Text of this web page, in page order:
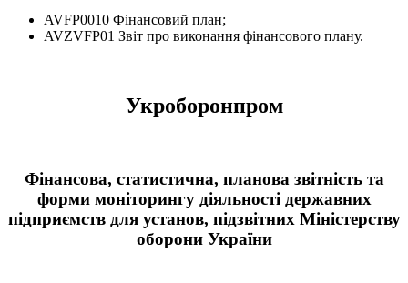
AVFP0010 Фінансовий план;
AVZVFP01 Звіт про виконання фінансового плану.
Укроборонпром
Фінансова, статистична, планова звітність та
форми моніторингу діяльності державних
підприємств для установ, підзвітних Міністерству
оборони України